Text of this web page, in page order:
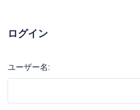
ログイン
ユーザー名: